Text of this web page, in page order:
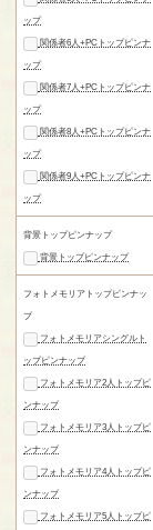
ップ
関係者6人+PCトップピンナ
ップ
関係者7人+PCトップピンナ
ップ
関係者8人+PCトップピンナ
ップ
関係者9人+PCトップピンナ
ップ
背景トップピンナップ
背景トップピンナップ
フォトメモリアトップピンナッ
プ
フォトメモリアシングルト
ップピンナップ
フォトメモリア2人トップピ
ンナップ
フォトメモリア3人トップピ
ンナップ
フォトメモリア4人トップピ
ンナップ
フォトメモリア5人トップピ